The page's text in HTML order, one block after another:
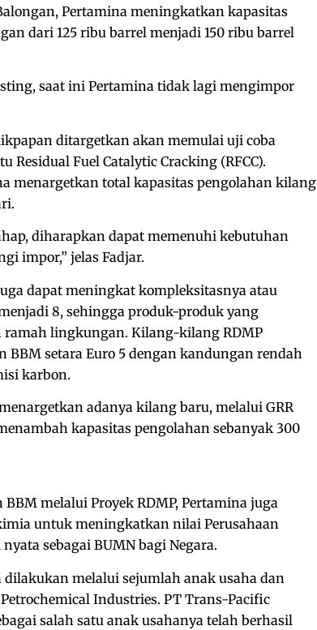
Pertamina meningkatkan kapasitas
dari 125 ribu barrel menjadi 150 ribu barrel
saat ini Pertamina tidak lagi mengimpor
ditargetkan akan memulai uji coba
Residual Fuel Catalytic Cracking (RFCC).
menargetkan total kapasitas pengolahan kilang
diharapkan dapat memenuhi kebutuhan
impor,” jelas Fadjar.
dapat meningkat kompleksitasnya atau
8, sehingga produk-produk yang
lingkungan. Kilang-kilang RDMP
setara Euro 5 dengan kandungan rendah
karbon.
adanya kilang baru, melalui GRR
kapasitas pengolahan sebanyak 300
melalui Proyek RDMP, Pertamina juga
untuk meningkatkan nilai Perusahaan
sebagai BUMN bagi Negara.
melalui sejumlah anak usaha dan
Industries. PT Trans-Pacific
salah satu anak usahanya telah berhasil